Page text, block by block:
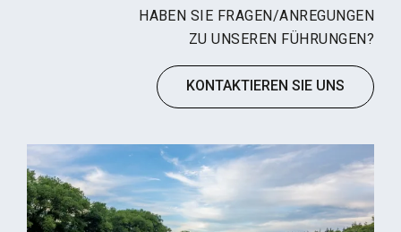
HABEN SIE FRAGEN/ANREGUNGEN
ZU UNSEREN FÜHRUNGEN?
KONTAKTIEREN SIE UNS